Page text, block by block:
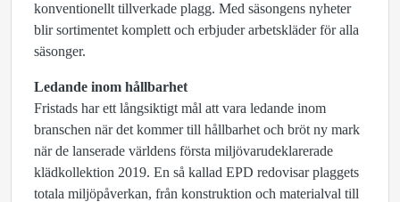
konventionellt tillverkade plagg. Med säsongens nyheter
blir sortimentet komplett och erbjuder arbetskläder för alla
säsonger.
Ledande inom hållbarhet
Fristads har ett långsiktigt mål att vara ledande inom
branschen när det kommer till hållbarhet och bröt ny mark
när de lanserade världens första miljövarudeklarerade
klädkollektion 2019. En så kallad EPD redovisar plaggets
totala miljöpåverkan, från konstruktion och materialval till